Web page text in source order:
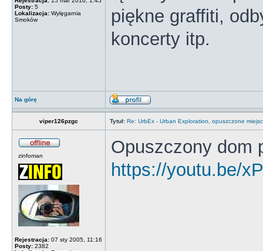
Posty: 5
Lokalizacja: Wylęgarnia
Smoków
piękne graffiti,
koncerty itp.
Na górę
viper126pzgc Tytuł: Re: UrbEx - Urban Exploration, opuszczone
zinfoman
Rejestracja: 07 sty 2005, 11:16
Posty: 2382
Opuszczony dom
https://youtu.be/